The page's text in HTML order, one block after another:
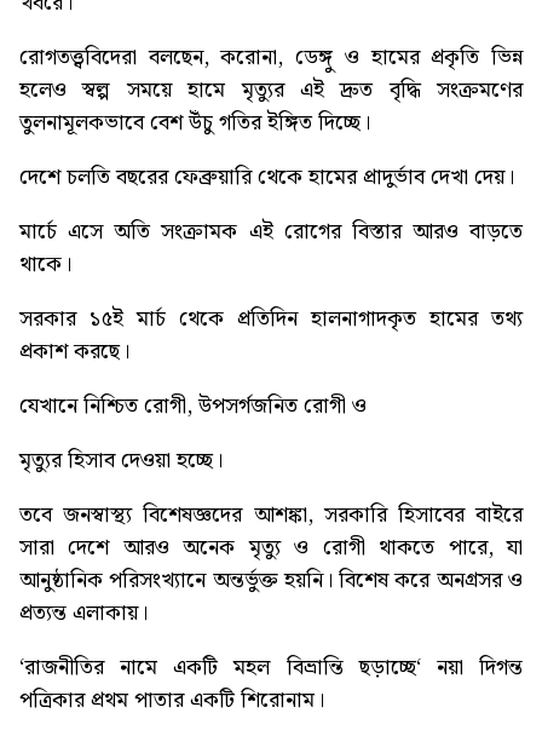
রোগতত্ত্ববিদেরা বলছেন, করোনা, ডেঙ্গু ও হামের প্রকৃতি ভিন্ন
হলেও স্বল্প সময়ে হামে মৃত্যুর এই দ্রুত বৃদ্ধি সংক্রমণের
তুলনামূলকভাবে বেশ উঁচু গতির ইঙ্গিত দিচ্ছে।
দেশে চলতি বছরের ফেব্রুয়ারি থেকে হামের প্রাদুর্ভাব দেখা দেয়।
মার্চে এসে অতি সংক্রামক এই রোগের বিস্তার আরও বাড়তে
থাকে।
সরকার ১৫ই মার্চ থেকে প্রতিদিন হালনাগাদকৃত হামের তথ্য
প্রকাশ করছে।
যেখানে নিশ্চিত রোগী, উপসর্গজনিত রোগী ও
মৃত্যুর হিসাব দেওয়া হচ্ছে।
তবে জনস্বাস্থ্য বিশেষজ্ঞদের আশঙ্কা, সরকারি হিসাবের বাইরে
সারা দেশে আরও অনেক মৃত্যু ও রোগী থাকতে পারে, যা
আনুষ্ঠানিক পরিসংখ্যানে অন্তর্ভুক্ত হয়নি। বিশেষ করে অনগ্রসর ও
প্রত্যন্ত এলাকায়।
‘রাজনীতির নামে একটি মহল বিভ্রান্তি ছড়াচ্ছে‘ নয়া দিগন্ত
পত্রিকার প্রথম পাতার একটি শিরোনাম।